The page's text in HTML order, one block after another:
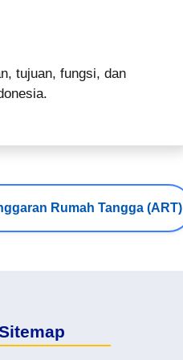
tujuan, fungsi, dan
Rumah Tangga (ART)